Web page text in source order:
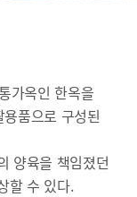
가옥인 한옥을
품으로 구성된
양육을 책임졌던
할 수 있다.